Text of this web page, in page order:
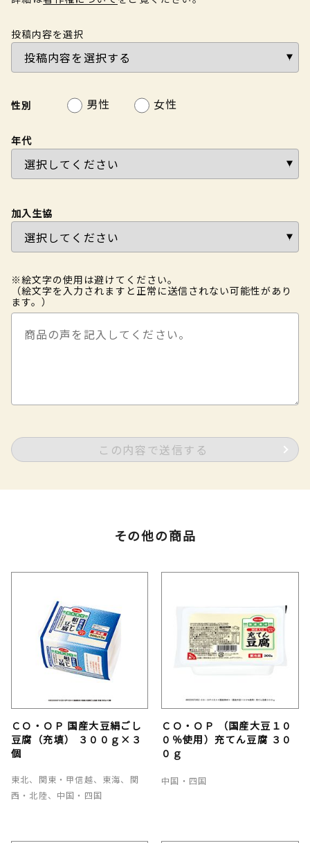
投稿内容を選択
性別 男性 女性
年代
加入生協
※絵文字の使用は避けてください。
（絵文字を入力されますと正常に送信されない可能性があり
ます。）
この内容で送信する
その他の商品
ＣＯ・ＯＰ 国産大豆絹ごし
豆腐（充填） ３００ｇ×３
個
東北、関東・甲信越、東海、関
西・北陸、中国・四国
ＣＯ・ＯＰ （国産大豆１０
０％使用）充てん豆腐 ３０
０ｇ
中国・四国